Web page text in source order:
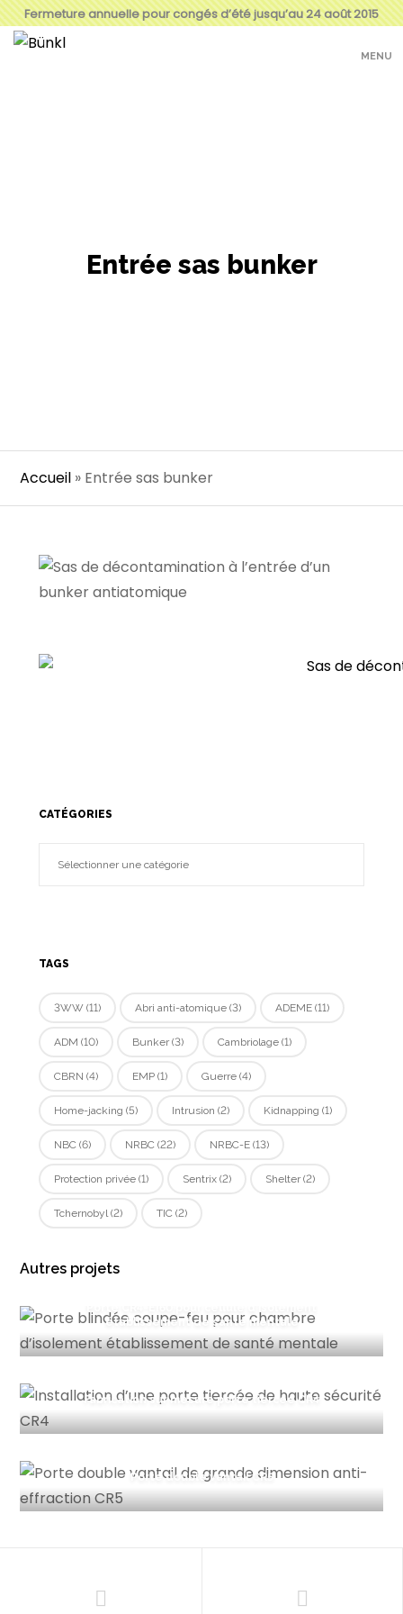
Fermeture annuelle pour congés d’été jusqu’au 24 août 2015
MENU
Entrée sas bunker
Accueil » Entrée sas bunker
CATÉGORIES
TAGS
3WW(11) Abri anti-atomique(3) ADEME(11)
ADM (10) Bunker(3) Cambriolage(1)
CBRN (4) EMP(1) Guerre(4)
Home-jacking (5) Intrusion (2) Kidnapping (1)
NBC(6) NRBC(22) NRBC-E(13)
Protection privée(1) Sentrix(2) Shelter(2)
Tchernobyl (2) TIC(2)
Autres projets
établissement de santé mentale
Fabrication sur mesure porte tiercée CR4
Porte double vantail CR5